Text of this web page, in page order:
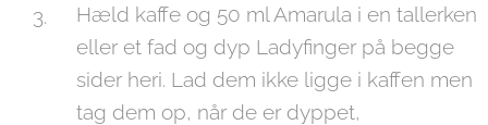
Hæld kaffe og 50 ml Amarula i en tallerken
eller et fad og dyp Ladyfinger på begge
sider heri. Lad dem ikke ligge i kaffen men
tag dem op, når de er dyppet,